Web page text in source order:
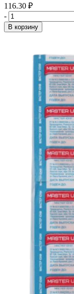
116.30 ₽
-
В корзину